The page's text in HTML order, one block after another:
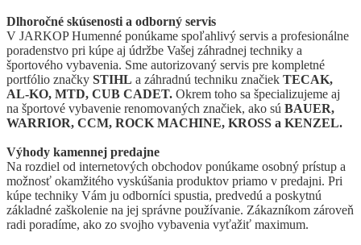
Dlhoročné skúsenosti a odborný servis
V JARKOP Humenné ponúkame spoľahlivý servis a profesionálne
poradenstvo pri kúpe aj údržbe Vašej záhradnej techniky a
športového vybavenia. Sme autorizovaný servis pre kompletné
portfólio značky STIHL a záhradnú techniku značiek TECAK,
AL-KO, MTD, CUB CADET. Okrem toho sa špecializujeme aj
na športové vybavenie renomovaných značiek, ako sú BAUER,
WARRIOR, CCM, ROCK MACHINE, KROSS a KENZEL.
Výhody kamennej predajne
Na rozdiel od internetových obchodov ponúkame osobný prístup a
možnosť okamžitého vyskúšania produktov priamo v predajni. Pri
kúpe techniky Vám ju odborníci spustia, predvedú a poskytnú
základné zaškolenie na jej správne používanie. Zákazníkom zároveň
radi poradíme, ako zo svojho vybavenia vyťažiť maximum.